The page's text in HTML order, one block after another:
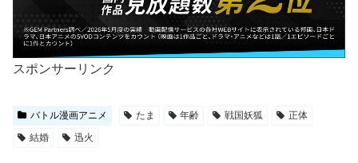
スポンサーリンク
バトル漫画アニメ たま 年齢 戦国妖狐
正体
結婚
迅火